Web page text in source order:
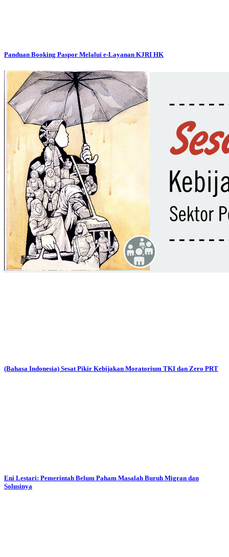
Panduan Booking Paspor Melalui e-Layanan KJRI HK
(Bahasa Indonesia) Sesat Pikir Kebijakan Moratorium TKI dan Zero PRT
Eni Lestari: Pemerintah Belum Paham Masalah Buruh Migran dan
Solusinya